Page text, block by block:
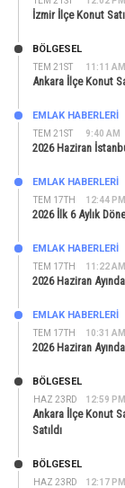
İzmir İlçe Konut
TEM 21ST 11:11 AM
BÖLGESEL
Ankara İlçe Konut
TEM 21ST 9:40 AM
EMLAK HABERLERI
2026 Haziran
TEM 17TH 12:44 PM
EMLAK HABERLERI
2026 İlk 6 Aylık
TEM 17TH 11:22 AM
EMLAK HABERLERI
2026 Haziran
TEM 17TH 10:31 AM
EMLAK HABERLERI
2026 Haziran
HAZ 23RD 12:59 PM
BÖLGESEL
Ankara İlçe Konut
Satıldı
HAZ 23RD 12:17 PM
BÖLGESEL